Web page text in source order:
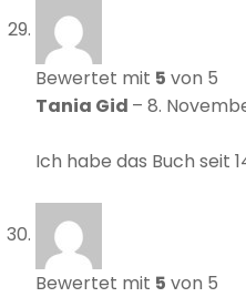
Bewertet mit 5 von 5
Tania Gid – 8.
Ich habe das Buch seit
Bewertet mit 5 von 5